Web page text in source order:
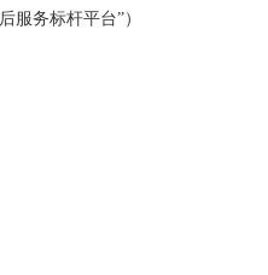
服务标杆平台”）